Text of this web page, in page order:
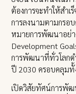
ต้องการจะทำให้สำเ
การลงนามตามกรอ
หมายการพัฒนาอย่า
Development
การพัฒนาที่ทั่วโลกด
ปี 2030 ครอบคลุมทั้
เปิดวิสัยทัศน์การพัฒ